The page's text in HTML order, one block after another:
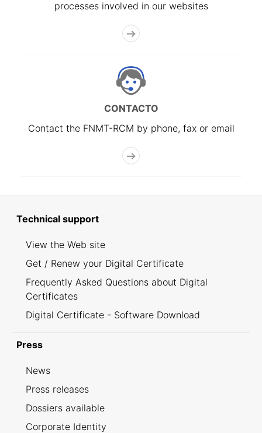
processes involved in our websites
CONTACTO
Contact the FNMT-RCM by phone, fax or email
Technical support
View the Web site
Get / Renew your Digital Certificate
Frequently Asked Questions about Digital
Certificates
Digital Certificate - Software Download
Press
News
Press releases
Dossiers available
Corporate Identity